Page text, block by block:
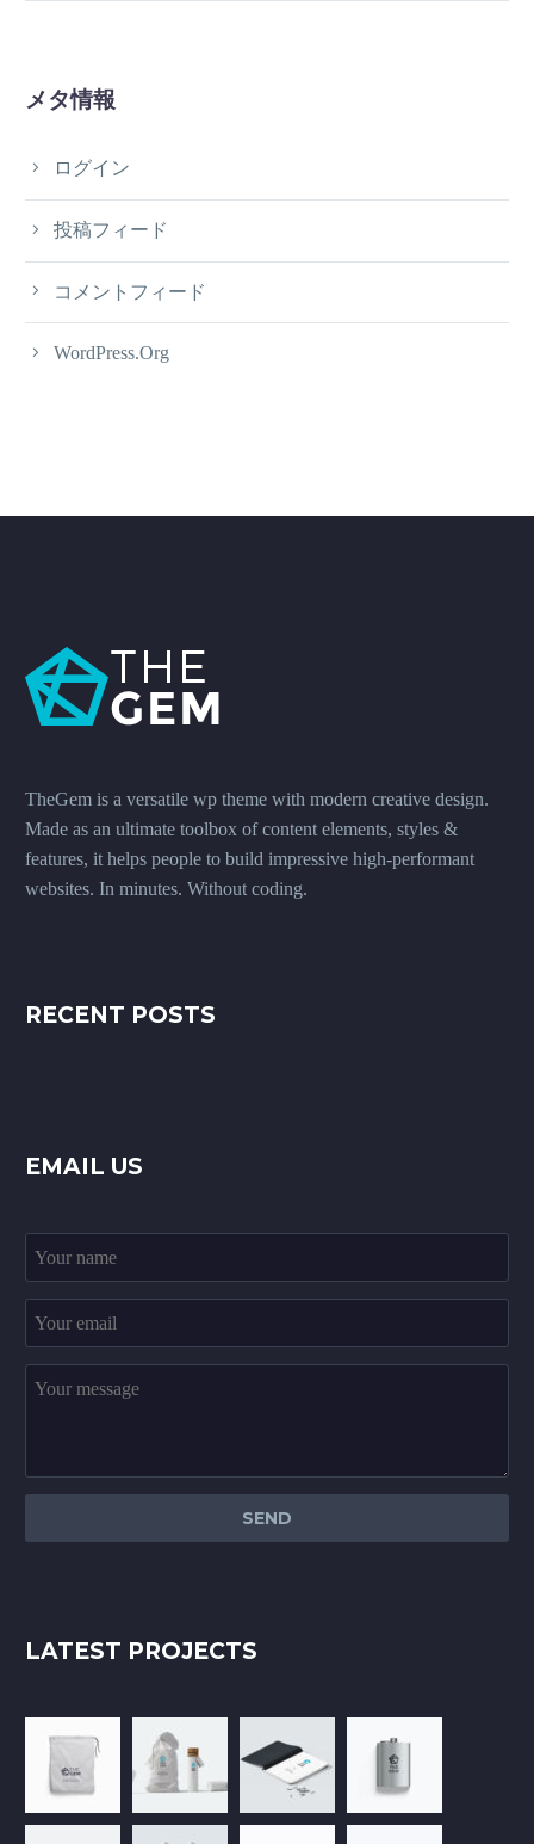
メタ情報
ログイン
投稿フィード
コメントフィード
WordPress.org
TheGem is a versatile wp theme with modern creative design.
Made as an ultimate toolbox of content elements, styles &
features, it helps people to build impressive high-performant
websites. In minutes. Without coding.
RECENT POSTS
EMAIL US
LATEST PROJECTS